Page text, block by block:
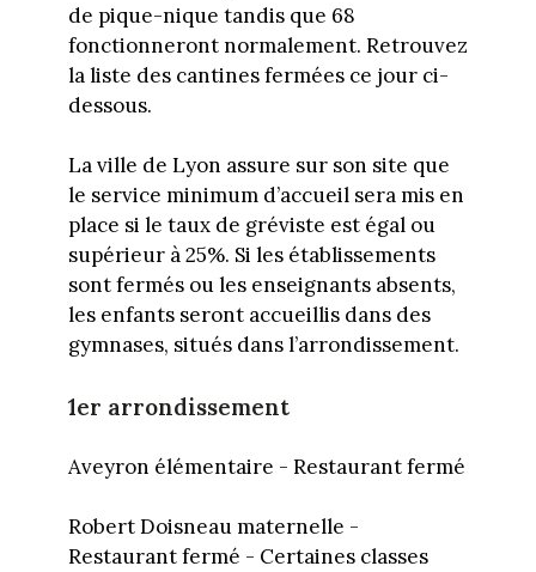
de pique-nique tandis que 68
fonctionneront normalement. Retrouvez
la liste des cantines fermées ce jour ci-
dessous.
La ville de Lyon assure sur son site que
le service minimum d’accueil sera mis en
place si le taux de gréviste est égal ou
supérieur à 25%. Si les établissements
sont fermés ou les enseignants absents,
les enfants seront accueillis dans des
gymnases, situés dans l’arrondissement.
1er arrondissement
Aveyron élémentaire - Restaurant fermé
Robert Doisneau maternelle -
Restaurant fermé - Certaines classes